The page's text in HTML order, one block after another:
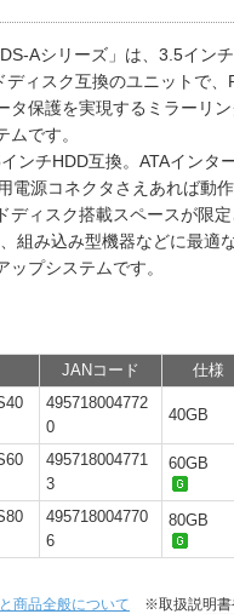
Aシリーズ」は、3.5イン
ディスク互換のユニットで、
タ保護を実現するミラーリン
ムです。
ンチHDD互換。ATAインタ
電源コネクタさえあれば動
ディスク搭載スペースが限定
組み込み型機器などに最適
ップシステムです。
JANコード 仕様
495718004772
0
40GB
495718004771
3
60GB
495718004770
6
80GB
商品全般について ※取扱説明書